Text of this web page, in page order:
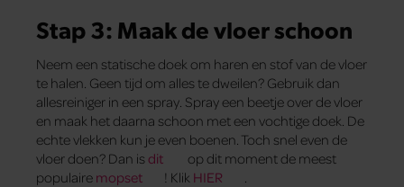
Stap 3: Maak de vloer schoon
Neem een statische doek om haren en stof van de vloer
te halen. Geen tijd om alles te dweilen? Gebruik dan
allesreiniger in een spray. Spray een beetje over de vloer
en maak het daarna schoon met een vochtige doek. De
echte vlekken kun je even boenen. Toch snel even de
vloer doen? Dan isdit
op dit moment de meest
populaire mopset ! Klik HIER